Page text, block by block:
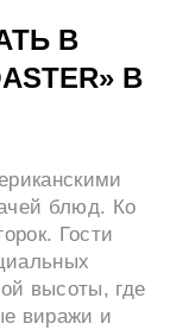
В
В
блюд. Ко
Гости
высоты, где
виражи и